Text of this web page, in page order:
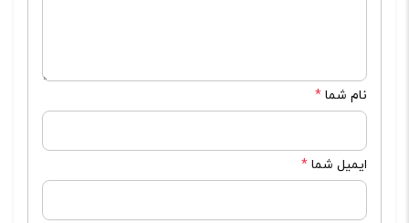
نام شما *
ایمیل شما *